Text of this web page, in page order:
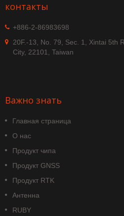
контакты
+886-2-86983698
20F.-13, No. 79, Sec. 1, Xintai 5th
City, 22101, Taiwan
Важно знать
Главная страница
О нас
Продукт чипа
Продукт GNSS
Продукт RTK
Антенна
RUBY